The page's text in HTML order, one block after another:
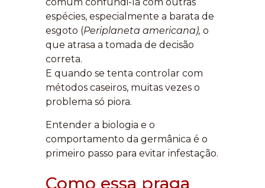
comum confundi-la com outras
espécies, especialmente a barata de
esgoto (Periplaneta americana), o
que atrasa a tomada de decisão
correta.
E quando se tenta controlar com
métodos caseiros, muitas vezes o
problema só piora.
Entender a biologia e o
comportamento da germânica é o
primeiro passo para evitar infestação.
Como essa praga